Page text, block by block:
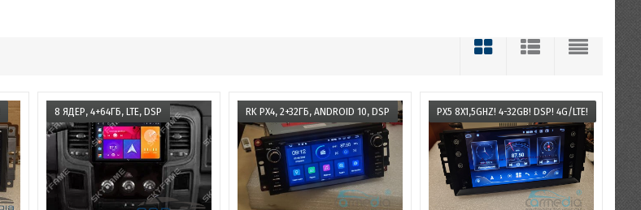
8 ЯДЕР, 4+64ГБ, LTE, DSP RK PX4, 2+32ГБ, ANDROID 10, DSP PX5 8X1,5GHZ! 4-32GB! DSP! 4G/LTE!